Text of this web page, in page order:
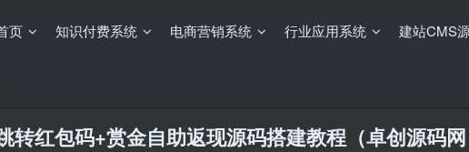
页 知识付费系统 电商营销系统 行业应用系统 建站CMS
转红包码+赏金自助返现源码搭建教程（卓创源码网